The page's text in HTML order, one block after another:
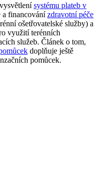
systému plateb v
a financovánízdravotní péče
ošetřovatelské služby) a
využití terénních
služeb. Článek o tom,
doplňuje ještě
pomůcek.